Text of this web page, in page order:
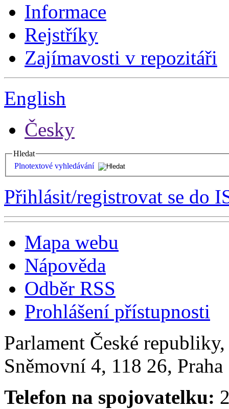
Informace
Rejstříky
Zajímavosti v repozitáři
English
Česky
Hledat
Plnotextové vyhledávání
Přihlásit/registrovat se do
Mapa webu
Nápověda
Odběr RSS
Prohlášení přístupnosti
Parlament České
Sněmovní 4, 118 26,
Telefon na spojovatelku: